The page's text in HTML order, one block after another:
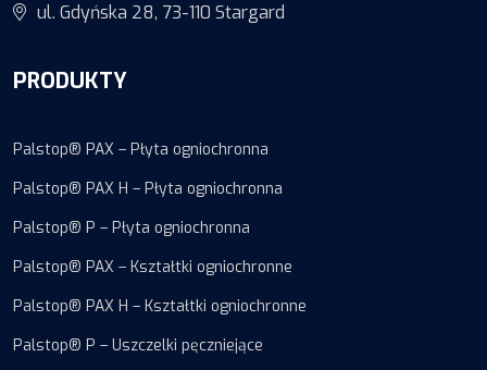
ul. Gdyńska 28, 73-110 Stargard
PRODUKTY
Palstop® PAX – Płyta ogniochronna
Palstop® PAX H – Płyta ogniochronna
Palstop® P – Płyta ogniochronna
Palstop® PAX – Kształtki ogniochronne
Palstop® PAX H – Kształtki ogniochronne
Palstop® P – Uszczelki pęczniejące